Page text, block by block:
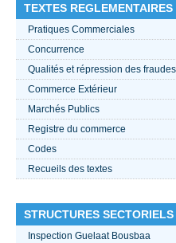
TEXTES REGLEMENTAIRES
Pratiques Commerciales
Concurrence
Qualités et répression des fraudes
Commerce Extérieur
Marchés Publics
Registre du commerce
Codes
Recueils des textes
STRUCTURES SECTORIELS
Inspection Guelaat Bousbaa